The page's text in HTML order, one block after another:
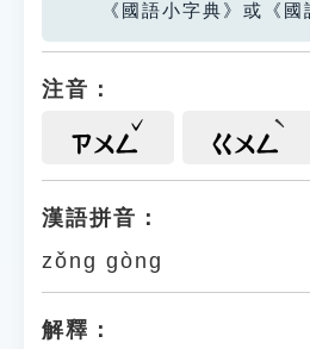
《國語小字典》或《國
注音：
ㄗㄨㄥ ㄍㄨㄥ
漢語拼音：
zǒng gòng
解釋：